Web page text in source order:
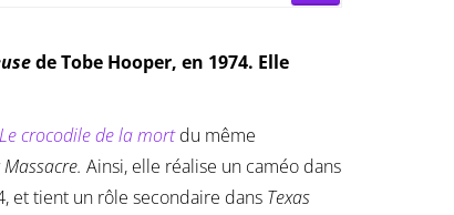
de Tobe Hooper, en 1974. Elle
Le crocodile de la mort du même
Ainsi, elle réalise un caméo dans
et tient un rôle secondaire dans Texas